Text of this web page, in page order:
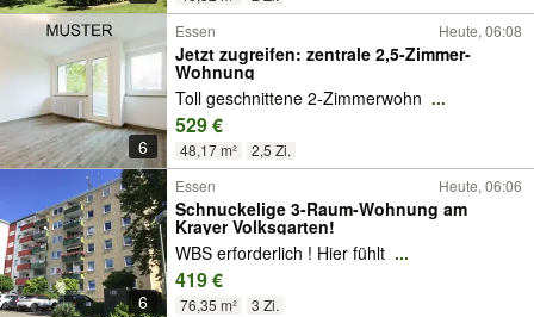
6
Essen Heute, 06:08
Jetzt zugreifen: zentrale 2,5-Zimmer-
Wohnung
Toll geschnittene 2-Zimmerwohn ...
529 €
48,17 m² 2,5 Zi.
6
Essen Heute, 06:06
Schnuckelige 3-Raum-Wohnung am
Krayer Volksgarten!
WBS erforderlich ! Hier fühlt ...
419 €
76,35 m² 3 Zi.